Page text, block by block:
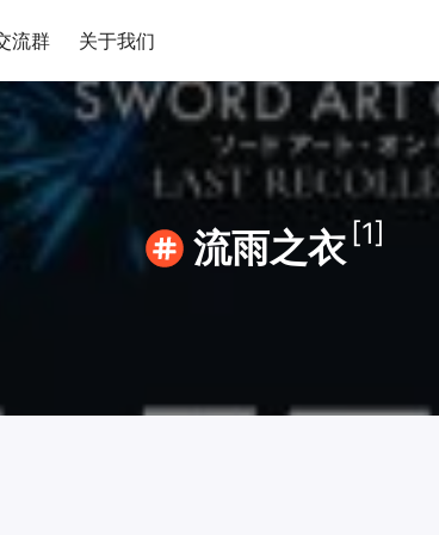
流群 关于我们
流雨之衣 [1]